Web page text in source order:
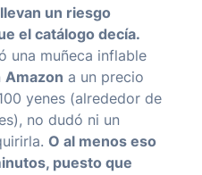
un riesgo
el catálogo decía.
una muñeca inflable
Amazon a un precio
yenes (alrededor de
no dudó ni un
O al menos eso
puesto que